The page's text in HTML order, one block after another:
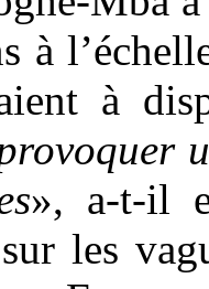
à
à
», a-t-il
les